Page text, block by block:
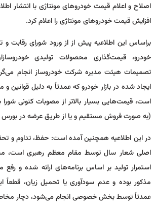
اصلاح و اعلام قیمت خودروهای مونتاژی با انتشار
افزایش قیمت خودروهای مونتاژی را اعلام کرد.
براساس این اطلاعیه پیش از از ورود شورای رقابت و
خودرو، قیمت‌گذاری محصولات تولیدی
تصمیمات هیئت مدیره شرکت خودروساز انجام
ایجاد شده در بازار خودرو که عمدتاً به دلیل قوانین و
است، قیمت‌هایی بسیار بالاتر از مصوبات کنونی شورا
(به صورت فروش مستقیم و یا از طریق عرضه در بورس
در این اطلاعیه همچنین آمده است: حفظ، تداوم و
اصلی شعار سال توسط مقام معظم رهبری است،
استمرار تولید بر اساس برنامه‌های ارائه شده و
مذکور بوده و عدم سودآوری یا تحمیل زیان، قطعاً
عمدتاً توسط بخش خصوصی انجام می‌شود، دچار